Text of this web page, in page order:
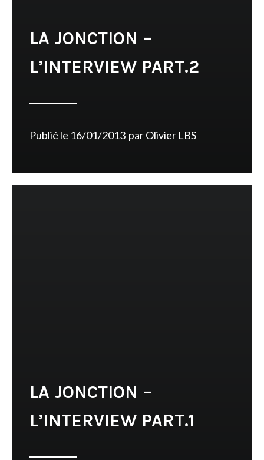
LA JONCTION –
L’INTERVIEW PART.2
Publié le 16/01/2013 parOlivier LBS
LA JONCTION –
L’INTERVIEW PART.1